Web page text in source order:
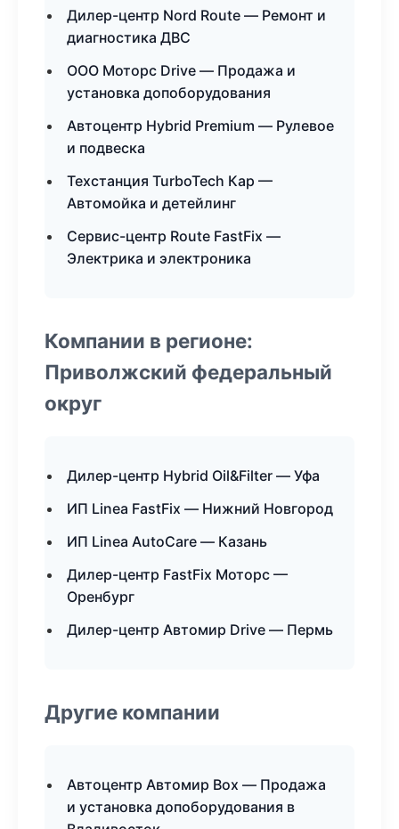
Дилер-центр Nord Route — Ремонт и
диагностика ДВС
ООО Моторс Drive — Продажа и
установка допоборудования
Автоцентр Hybrid Premium — Рулевое
и подвеска
Техстанция TurboTech Кар —
Автомойка и детейлинг
Сервис-центр Route FastFix —
Электрика и электроника
Компании в регионе:
Приволжский федеральный
округ
Дилер-центр Hybrid Oil&Filter — Уфа
ИП Linea FastFix — Нижний Новгород
ИП Linea AutoCare — Казань
Дилер-центр FastFix Моторс —
Оренбург
Дилер-центр Автомир Drive — Пермь
Другие компании
Автоцентр Автомир Box — Продажа
и установка допоборудования в